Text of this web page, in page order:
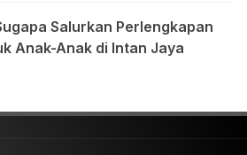
Salurkan Perlengkapan
Anak-Anak di Intan Jaya